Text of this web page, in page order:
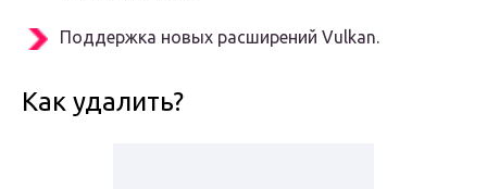
Поддержка новых расширений Vulkan.
Как удалить?